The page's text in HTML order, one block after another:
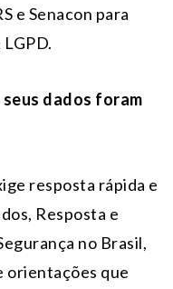
e Senacon para
dados foram
resposta rápida e
Resposta e
no Brasil,
orientações que